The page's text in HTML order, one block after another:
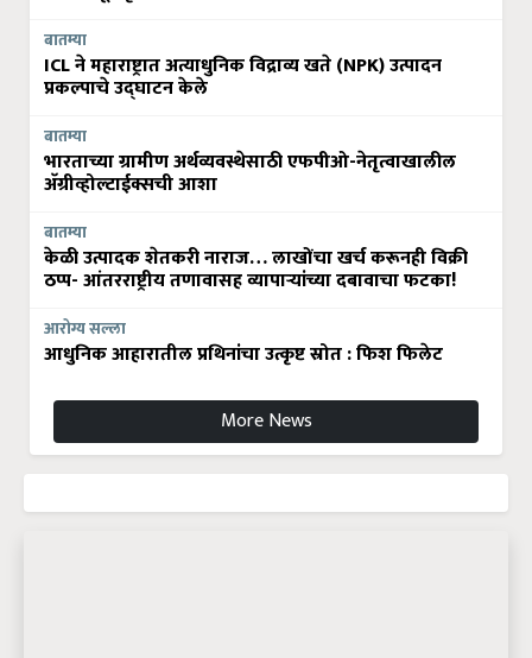
बातम्या
ICL ने महाराष्ट्रात अत्याधुनिक विद्राव्य खते (NPK) उत्पादन
प्रकल्पाचे उद्घाटन केले
बातम्या
भारताच्या ग्रामीण अर्थव्यवस्थेसाठी एफपीओ-नेतृत्वाखालील
अ‍ॅग्रीव्होल्टाईक्सची आशा
बातम्या
केळी उत्पादक शेतकरी नाराज… लाखोंचा खर्च करूनही विक्री
ठप्प- आंतरराष्ट्रीय तणावासह व्यापाऱ्यांच्या दबावाचा फटका!
आरोग्य सल्ला
आधुनिक आहारातील प्रथिनांचा उत्कृष्ट स्रोत : फिश फिलेट
More News